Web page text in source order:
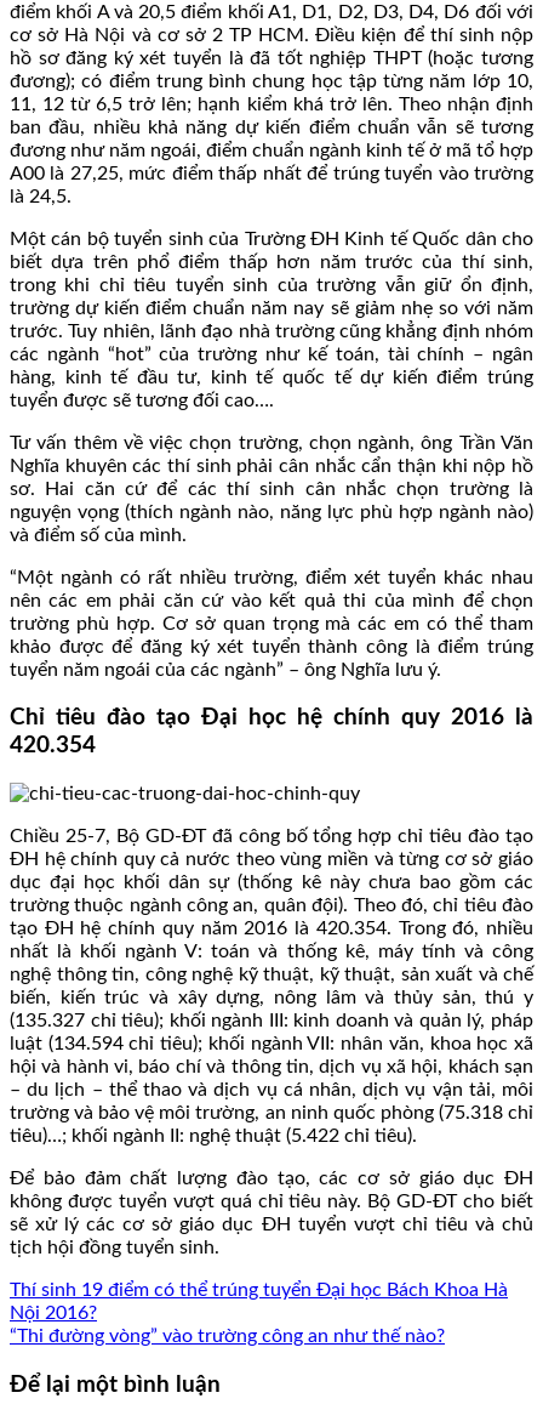
điểm khối A và 20,5 điểm khối A1, D1, D2, D3, D4, D6 đối với
cơ sở Hà Nội và cơ sở 2 TP HCM. Điều kiện để thí sinh nộp
hồ sơ đăng ký xét tuyển là đã tốt nghiệp THPT (hoặc tương
đương); có điểm trung bình chung học tập từng năm lớp 10,
11, 12 từ 6,5 trở lên; hạnh kiểm khá trở lên. Theo nhận định
ban đầu, nhiều khả năng dự kiến điểm chuẩn vẫn sẽ tương
đương như năm ngoái, điểm chuẩn ngành kinh tế ở mã tổ hợp
A00 là 27,25, mức điểm thấp nhất để trúng tuyển vào trường
là 24,5.
Một cán bộ tuyển sinh của Trường ĐH Kinh tế Quốc dân cho
biết dựa trên phổ điểm thấp hơn năm trước của thí sinh,
trong khi chỉ tiêu tuyển sinh của trường vẫn giữ ổn định,
trường dự kiến điểm chuẩn năm nay sẽ giảm nhẹ so với năm
trước. Tuy nhiên, lãnh đạo nhà trường cũng khẳng định nhóm
các ngành “hot” của trường như kế toán, tài chính – ngân
hàng, kinh tế đầu tư, kinh tế quốc tế dự kiến điểm trúng
tuyển được sẽ tương đối cao….
Tư vấn thêm về việc chọn trường, chọn ngành, ông Trần Văn
Nghĩa khuyên các thí sinh phải cân nhắc cẩn thận khi nộp hồ
sơ. Hai căn cứ để các thí sinh cân nhắc chọn trường là
nguyện vọng (thích ngành nào, năng lực phù hợp ngành nào)
và điểm số của mình.
“Một ngành có rất nhiều trường, điểm xét tuyển khác nhau
nên các em phải căn cứ vào kết quả thi của mình để chọn
trường phù hợp. Cơ sở quan trọng mà các em có thể tham
khảo được để đăng ký xét tuyển thành công là điểm trúng
tuyển năm ngoái của các ngành” – ông Nghĩa lưu ý.
Chỉ tiêu đào tạo Đại học hệ chính quy 2016 là
420.354
Chiều 25-7, Bộ GD-ĐT đã công bố tổng hợp chỉ tiêu đào tạo
ĐH hệ chính quy cả nước theo vùng miền và từng cơ sở giáo
dục đại học khối dân sự (thống kê này chưa bao gồm các
trường thuộc ngành công an, quân đội). Theo đó, chỉ tiêu đào
tạo ĐH hệ chính quy năm 2016 là 420.354. Trong đó, nhiều
nhất là khối ngành V: toán và thống kê, máy tính và công
nghệ thông tin, công nghệ kỹ thuật, kỹ thuật, sản xuất và chế
biến, kiến trúc và xây dựng, nông lâm và thủy sản, thú y
(135.327 chỉ tiêu); khối ngành III: kinh doanh và quản lý, pháp
luật (134.594 chỉ tiêu); khối ngành VII: nhân văn, khoa học xã
hội và hành vi, báo chí và thông tin, dịch vụ xã hội, khách sạn
– du lịch – thể thao và dịch vụ cá nhân, dịch vụ vận tải, môi
trường và bảo vệ môi trường, an ninh quốc phòng (75.318 chỉ
tiêu)…; khối ngành II: nghệ thuật (5.422 chỉ tiêu).
Để bảo đảm chất lượng đào tạo, các cơ sở giáo dục ĐH
không được tuyển vượt quá chỉ tiêu này. Bộ GD-ĐT cho biết
sẽ xử lý các cơ sở giáo dục ĐH tuyển vượt chỉ tiêu và chủ
tịch hội đồng tuyển sinh.
Thí sinh 19 điểm có thể trúng tuyển Đại học Bách Khoa Hà
Nội 2016?
“Thi đường vòng” vào trường công an như thế nào?
Để lại một bình luận